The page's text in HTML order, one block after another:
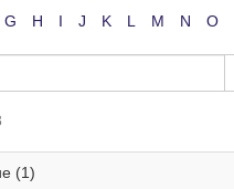
G H I J K L M N O
(1)